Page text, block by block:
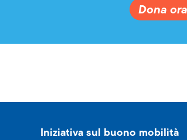
Dona ora
Iniziativa sul buono mobilità